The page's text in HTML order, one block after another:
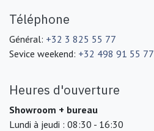
Téléphone
Général: +32 3 825 55 77
Sevice weekend: +32 498 91 55 77
Heures d'ouverture
Showroom + bureau
Lundi à jeudi : 08:30 - 16:30